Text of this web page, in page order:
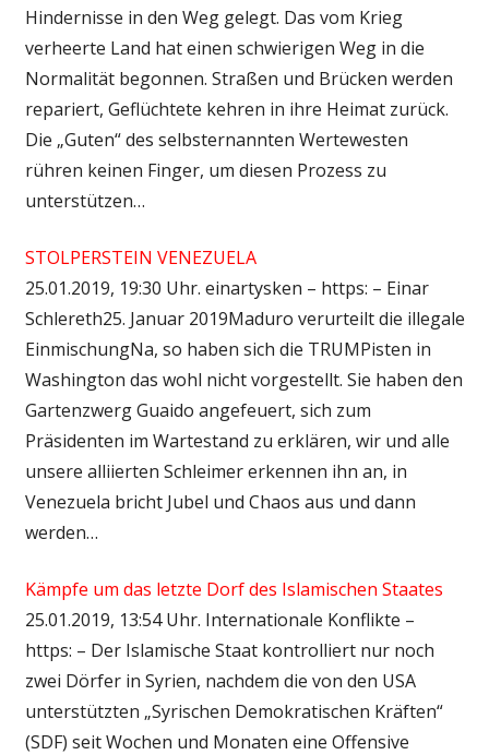
Hindernisse in den Weg gelegt. Das vom Krieg
verheerte Land hat einen schwierigen Weg in die
Normalität begonnen. Straßen und Brücken werden
repariert, Geflüchtete kehren in ihre Heimat zurück.
Die „Guten“ des selbsternannten Wertewesten
rühren keinen Finger, um diesen Prozess zu
unterstützen…
STOLPERSTEIN VENEZUELA
25.01.2019, 19:30 Uhr. einartysken – https: – Einar
Schlereth25. Januar 2019Maduro verurteilt die illegale
EinmischungNa, so haben sich die TRUMPisten in
Washington das wohl nicht vorgestellt. Sie haben den
Gartenzwerg Guaido angefeuert, sich zum
Präsidenten im Wartestand zu erklären, wir und alle
unsere alliierten Schleimer erkennen ihn an, in
Venezuela bricht Jubel und Chaos aus und dann
werden…
Kämpfe um das letzte Dorf des Islamischen Staates
25.01.2019, 13:54 Uhr. Internationale Konflikte –
https: – Der Islamische Staat kontrolliert nur noch
zwei Dörfer in Syrien, nachdem die von den USA
unterstützten „Syrischen Demokratischen Kräften“
(SDF) seit Wochen und Monaten eine Offensive